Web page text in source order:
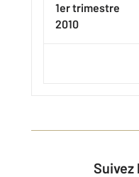
1er trimestre
2010